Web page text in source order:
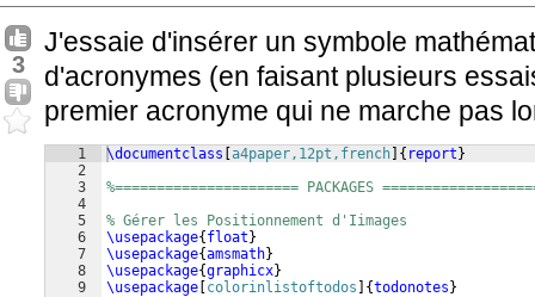
3
J'essaie d'insérer un symbole
d'acronymes (en faisant plusieurs
premier acronyme qui ne marche pas
1
2
3
4
5
6
7
8
9
\documentclass a4paper,12pt,french { report }
%====================== PACKAGES
% Gérer les Positionnement d'Iimages
\usepackage{ float }
\usepackage{amsmath}
\usepackage{graphicx}
\usepackage colorinlistoftodos {todonotes }